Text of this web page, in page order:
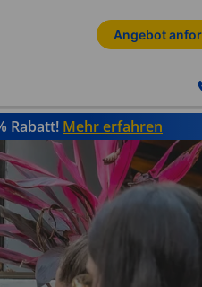
Angebot
Rabatt! Mehr erfahren